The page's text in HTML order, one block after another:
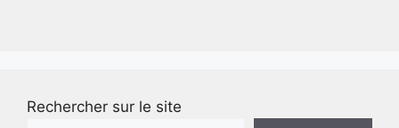
Rechercher sur le site